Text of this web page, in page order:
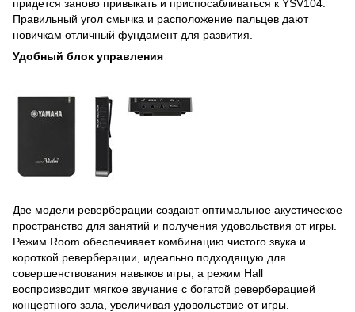
придется заново привыкать и приспосабливаться к YSV104.
Правильный угол смычка и расположение пальцев дают
новичкам отличный фундамент для развития.
Удобный блок управления
Две модели реверберации создают оптимальное акустическое
пространство для занятий и получения удовольствия от игры.
Режим Room обеспечивает комбинацию чистого звука и
короткой реверберации, идеально подходящую для
совершенствования навыков игры, а режим Hall
воспроизводит мягкое звучание с богатой реверберацией
концертного зала, увеличивая удовольствие от игры.